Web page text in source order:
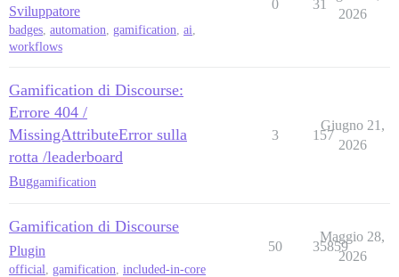
Sviluppatore
badges, automation, gamification, ai,
workflows
0 31
2026
Gamification di Discourse:
Errore 404 /
MissingAttributeError sulla
rotta /leaderboard
Buggamification
3 157
Giugno 21,
2026
Gamification di Discourse
Plugin
official, gamification, included-in-core
50 35859
Maggio 28,
2026